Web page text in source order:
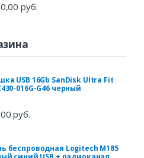
руб.
USB 16Gb SanDisk Ultra Fit
016G-G46 черный
руб.
беспроводная Logitech M185